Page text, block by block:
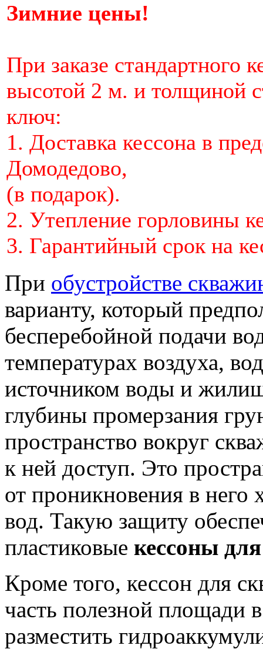
Зимние цены!
При заказе стандартного
высотой 2 м. и толщиной
ключ:
1. Доставка кессона в
Домодедово,
(в подарок).
2. Утепление горловины
3. Гарантийный срок на
При обустройстве
варианту, который
бесперебойной подачи
температурах воздуха,
источником воды и
глубины промерзания
пространство вокруг
к ней доступ. Это
от проникновения в него
вод. Такую защиту
пластиковые кессоны
Кроме того, кессон для
часть полезной площади
разместить